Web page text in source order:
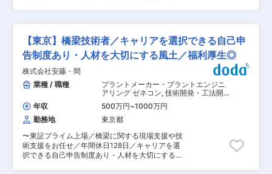
いく~ ■担当業務 当社の未来技術創造部にて、ロ
ケット発射場（調査、企画、計画、調整業務）の
研究と開発をお任せいたします。 ■担当業務詳細
現在当社では、陸・海・空からの射場の研究を進
めており、2019年には洋上ロケット発射時の振動
計測を行いました。 また、2024年には大気球か
らロケットを発射する研究も進めており、当社は
空中姿勢制御装置（スカイジャスター）のカスタ
マイズなどを行っております。建設工事で開発さ
れた装置を宇宙開発事業に応用しています。 参考
URL
https://www.obayashi.co.jp/news/detail/news20191001_1.html
ご経験に応じて、月火星開発（構造物、建材、施
工、資源エネルギー、農業など）をお任せいたし
ます。業務の一例として、月の表土を模擬した砂
（レゴリス）を原料として、道路の舗装材や隕石
【東京】橋梁技術者／キャリアを選択できる自己申
告制度あり・人材を大切にする風土／福利厚生◎
株式会社安藤・間
業種 / 職種
プラントメーカー・プラントエンジニ
アリング ゼネコン, 技術開発・工法開
発（建築・土木） 土木設計・測量（橋
梁）
年収 500万円~1000万円
勤務地
東京都
〜東証プライム上場／橋梁に関する現場支援や技
術支援をお任せ／年間休日128日／キャリアを選
択できる自己申告制度あり・人材を大切にする風